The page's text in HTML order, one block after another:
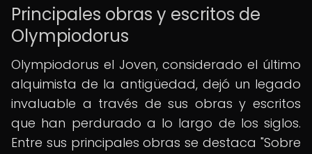
Principales obras y escritos de
Olympiodorus
Olympiodorus el Joven, considerado el último
alquimista de la antigüedad, dejó un legado
invaluable a través de sus obras y escritos
que han perdurado a lo largo de los siglos.
Entre sus principales obras se destaca "Sobre